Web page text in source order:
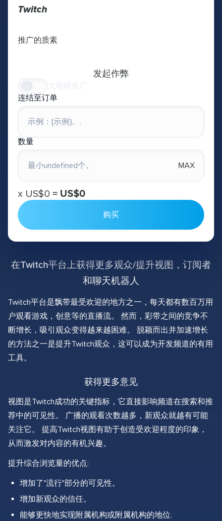
Twitch
推广的质素
发起作弊
连结至订单
数量
MAX
х US$0 = US$0
购买
在Twitch平台上获得更多观众/提升视图，订阅者
和聊天机器人
Twitch平台是飘带最受欢迎的地方之一，每天都有数百万用
户观看游戏，创意等的直播流。 然而，彩带之间的竞争不
断增长，吸引观众变得越来越困难。 脱颖而出并加速增长
的方法之一是提升Twitch观众，这可以成为开发频道的有用
工具。
获得更多意见
视图是Twitch成功的关键指标，它直接影响频道在搜索和推
荐中的可见性。 广播的观看次数越多，新观众就越有可能
关注它。 提高Twitch视图有助于创造受欢迎程度的印象，
从而激发对内容的有机兴趣。
提升综合浏览量的优点:
增加了"流行"部分的可见性。
增加新观众的信任。
能够更快地实现附属机构或附属机构的地位.